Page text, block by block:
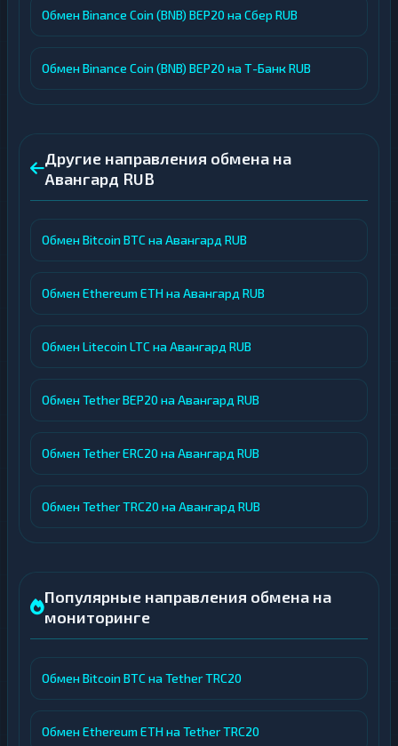
Обмен Binance Coin (BNB) BEP20 на Сбер RUB
Обмен Binance Coin (BNB) BEP20 на Т-Банк RUB
Другие направления обмена на
Авангард RUB
Обмен Bitcoin BTC на Авангард RUB
Обмен Ethereum ETH на Авангард RUB
Обмен Litecoin LTC на Авангард RUB
Обмен Tether BEP20 на Авангард RUB
Обмен Tether ERC20 на Авангард RUB
Обмен Tether TRC20 на Авангард RUB
Популярные направления обмена на
мониторинге
Обмен Bitcoin BTC на Tether TRC20
Обмен Ethereum ETH на Tether TRC20